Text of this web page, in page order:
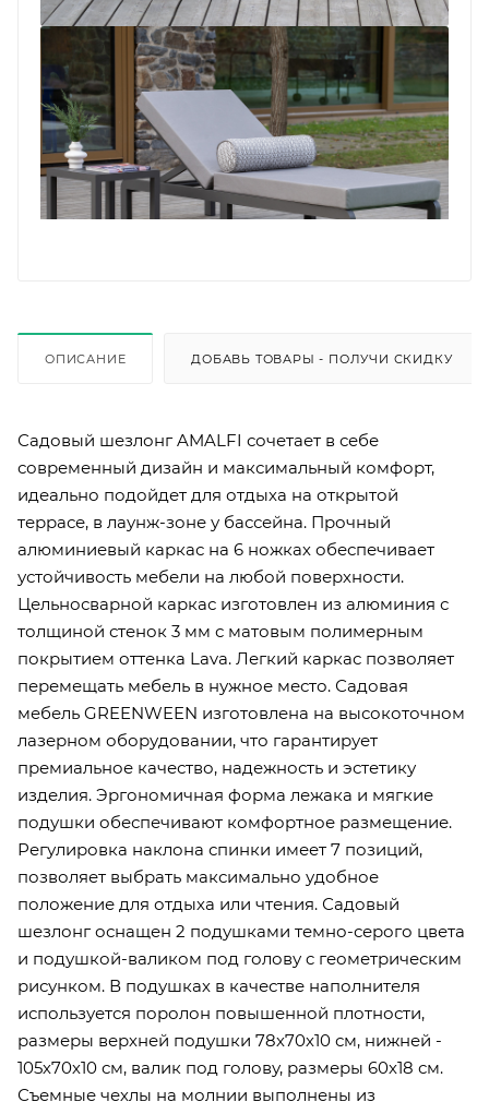
ОПИСАНИЕ ДОБАВЬ ТОВАРЫ - ПОЛУЧИ СКИДКУ
Садовый шезлонг AMALFI сочетает в себе
современный дизайн и максимальный комфорт,
идеально подойдет для отдыха на открытой
террасе, в лаунж-зоне у бассейна. Прочный
алюминиевый каркас на 6 ножках обеспечивает
устойчивость мебели на любой поверхности.
Цельносварной каркас изготовлен из алюминия с
толщиной стенок 3 мм с матовым полимерным
покрытием оттенка Lava. Легкий каркас позволяет
перемещать мебель в нужное место. Садовая
мебель GREENWEEN изготовлена на высокоточном
лазерном оборудовании, что гарантирует
премиальное качество, надежность и эстетику
изделия. Эргономичная форма лежака и мягкие
подушки обеспечивают комфортное размещение.
Регулировка наклона спинки имеет 7 позиций,
позволяет выбрать максимально удобное
положение для отдыха или чтения. Садовый
шезлонг оснащен 2 подушками темно-серого цвета
и подушкой-валиком под голову c геометрическим
рисунком. В подушках в качестве наполнителя
используется поролон повышенной плотности,
размеры верхней подушки 78х70х10 см, нижней -
105х70х10 см, валик под голову, размеры 60х18 см.
Съемные чехлы на молнии выполнены из